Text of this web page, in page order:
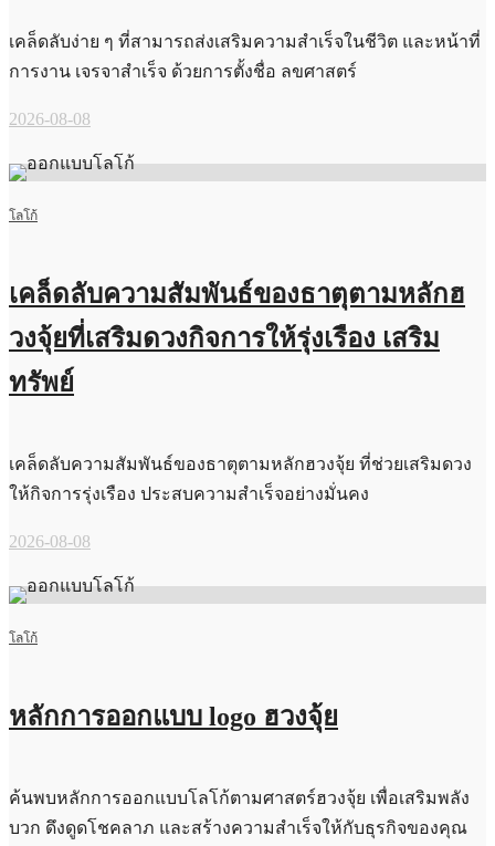
เคล็ดลับง่าย ๆ ที่สามารถส่งเสริมความสำเร็จในชีวิต และหน้าที่
การงาน เจรจาสำเร็จ ด้วยการตั้งชื่อ ลขศาสตร์
2026-08-08
โลโก้
เคล็ดลับความสัมพันธ์ของธาตุตามหลักฮ
วงจุ้ยที่เสริมดวงกิจการให้รุ่งเรือง เสริม
ทรัพย์
เคล็ดลับความสัมพันธ์ของธาตุตามหลักฮวงจุ้ย ที่ช่วยเสริมดวง
ให้กิจการรุ่งเรือง ประสบความสำเร็จอย่างมั่นคง
2026-08-08
โลโก้
หลักการออกแบบ logo ฮวงจุ้ย
ค้นพบหลักการออกแบบโลโก้ตามศาสตร์ฮวงจุ้ย เพื่อเสริมพลัง
บวก ดึงดูดโชคลาภ และสร้างความสำเร็จให้กับธุรกิจของคุณ